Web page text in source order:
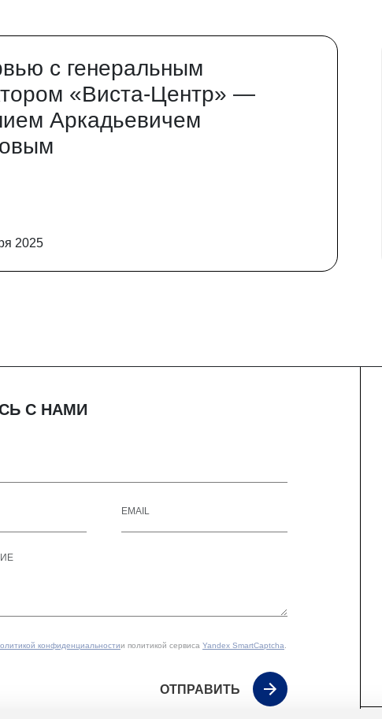
с генеральным
«Виста-Центр» —
Аркадьевичем
2025
С НАМИ
конфиденциальностии политикой сервиса Yandex SmartCaptcha
ОТПРАВИТЬ